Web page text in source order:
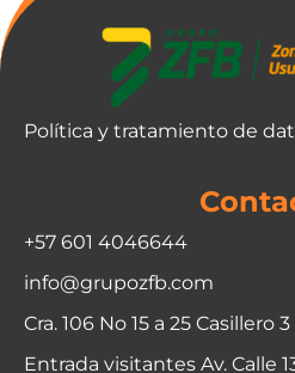
Política y tratamiento de
+57 601 4046644
info@grupozfb.com
Cra. 106 No 15 a 25 Casillero
Entrada visitantes Av. Calle